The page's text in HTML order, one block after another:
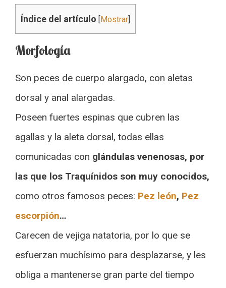
Índice del artículo [Mostrar]
Morfología
Son peces de cuerpo alargado, con aletas
dorsal y anal alargadas.
Poseen fuertes espinas que cubren las
agallas y la aleta dorsal, todas ellas
comunicadas con glándulas venenosas, por
las que los Traquínidos son muy conocidos,
como otros famosos peces: Pez león, Pez
escorpión…
Carecen de vejiga natatoria, por lo que se
esfuerzan muchísimo para desplazarse, y les
obliga a mantenerse gran parte del tiempo